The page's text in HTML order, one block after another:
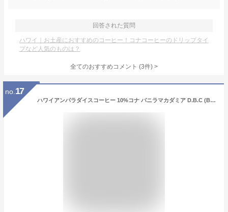
回答された質問
ハワイ｜お土産におすすめのコーヒー！コナコーヒーのドリップタイ
プなど人気のものは？
全てのおすすめコメント (3件) >
no. 17
ハワイアンパラダイスコーヒー 10%コナ バニラマカダミア D.B.C (BOX) 10g×10P